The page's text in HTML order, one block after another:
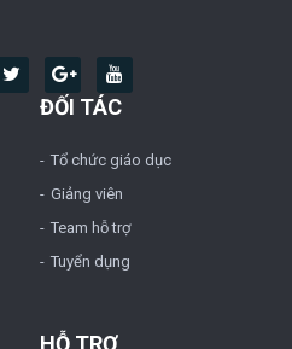
ĐỐI TÁC
Tổ chức giáo dục
Giảng viên
Team hỗ trợ
Tuyển dụng
HỖ TRỢ